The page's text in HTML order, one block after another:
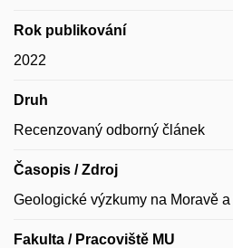
Rok publikování
2022
Druh
Recenzovaný odborný článek
Časopis / Zdroj
Geologické výzkumy na Moravě
Fakulta / Pracoviště MU